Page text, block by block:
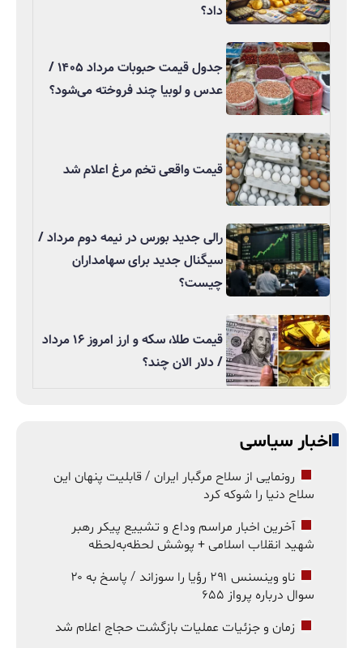
داد؟
جدول قیمت حبوبات مرداد ۱۴۰۵ /
عدس و لوبیا چند فروخته می‌شود؟
قیمت واقعی تخم مرغ اعلام شد
رالی جدید بورس در نیمه دوم مرداد /
سیگنال جدید برای سهامداران
چیست؟
قیمت طلا، سکه و ارز امروز ۱۶ مرداد
/ دلار الان چند؟
اخبار سیاسی
رونمایی از سلاح مرگبار ایران / قابلیت پنهان این
سلاح دنیا را شوکه کرد
آخرین اخبار مراسم وداع و تشییع پیکر رهبر
شهید انقلاب اسلامی + پوشش لحظه‌به‌لحظه
ناو وینسنس ۲۹۱ رؤیا را سوزاند / پاسخ به ۲۰
سوال درباره پرواز ۶۵۵
زمان و جزئیات عملیات بازگشت حجاج اعلام شد